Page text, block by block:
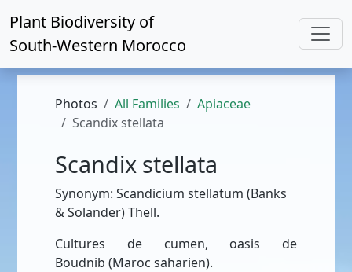
Plant Biodiversity of
South-Western Morocco
Photos All Families
Apiaceae
Scandix stellata
Scandix stellata
Synonym: Scandicium stellatum (Banks
& Solander) Thell.
Cultures de cumen, oasis de
Boudnib (Maroc saharien).